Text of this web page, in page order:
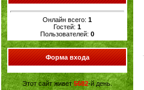
Онлайн всего: 1
Гостей: 1
Пользователей: 0
Форма входа
Этот сайт живет5682-й день.